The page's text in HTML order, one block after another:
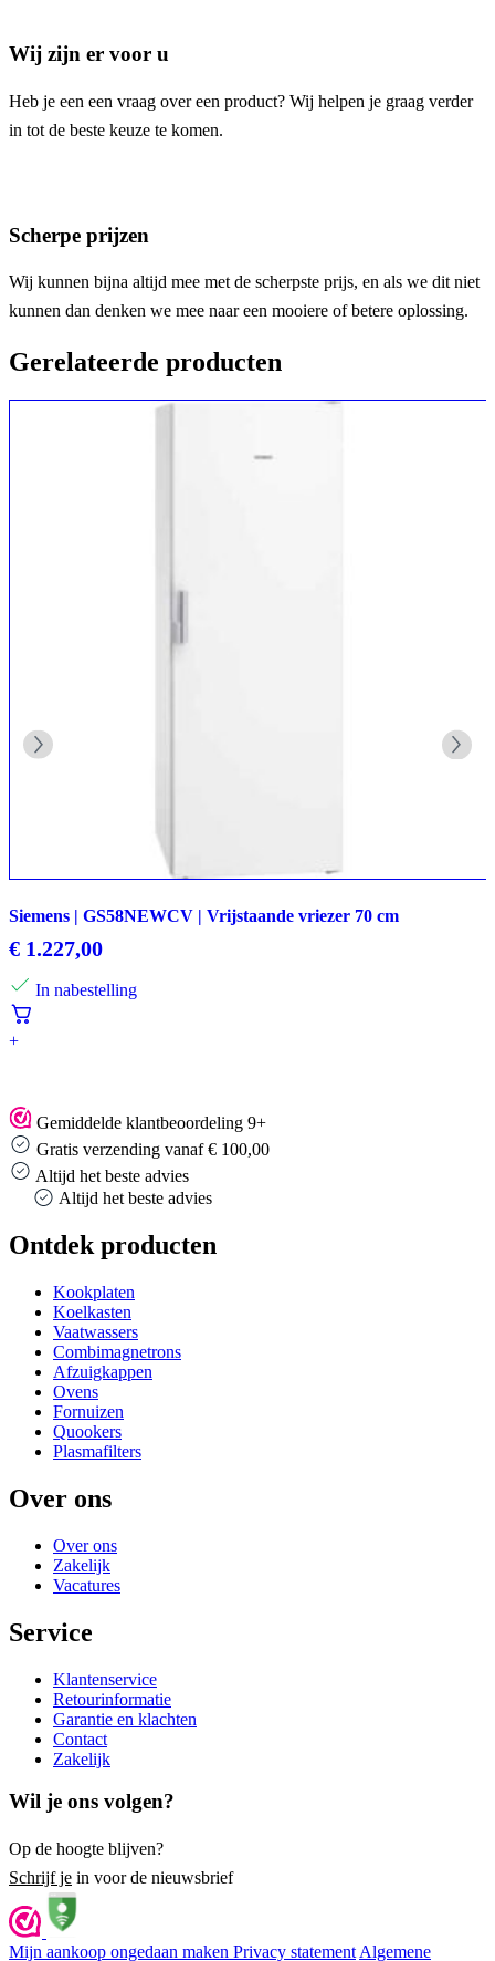
Wij zijn er voor u
Heb je een een vraag over een product? Wij helpen je graag verder
in tot de beste keuze te komen.
Scherpe prijzen
Wij kunnen bijna altijd mee met de scherpste prijs, en als we dit niet
kunnen dan denken we mee naar een mooiere of betere oplossing.
Gerelateerde producten
Siemens | GS58NEWCV | Vrijstaande vriezer 70 cm
€ 1.227,00
In nabestelling
+
Gemiddelde klantbeoordeling 9+
Gratis verzending vanaf € 100,00
Altijd het beste advies
Altijd het beste advies
Ontdek producten
Kookplaten
Koelkasten
Vaatwassers
Combimagnetrons
Afzuigkappen
Ovens
Fornuizen
Quookers
Plasmafilters
Over ons
Over ons
Zakelijk
Vacatures
Service
Klantenservice
Retourinformatie
Garantie en klachten
Contact
Zakelijk
Wil je ons volgen?
Op de hoogte blijven?
Schrijf je in voor de nieuwsbrief
Mijn aankoop ongedaan maken Privacy statement Algemene